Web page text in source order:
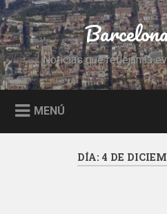
Saltar
al
contenido
Buscar
Noticias que reflejan la
MENÚ
DÍA: 4 DE